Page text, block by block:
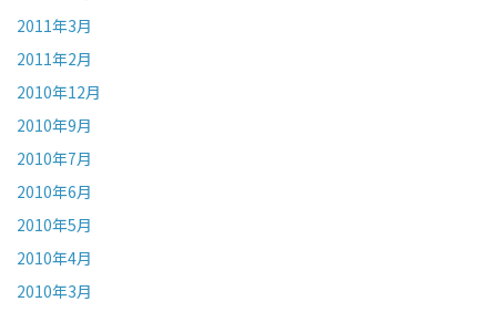
2011年3月
2011年2月
2010年12月
2010年9月
2010年7月
2010年6月
2010年5月
2010年4月
2010年3月